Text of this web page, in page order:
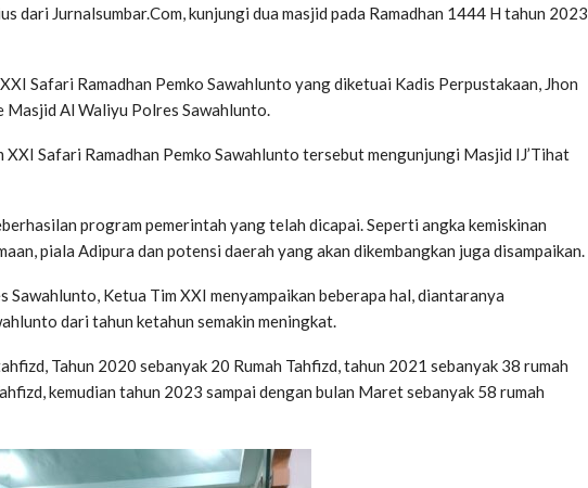
dari Jurnalsumbar.Com, kunjungi dua masjid pada Ramadhan 1444 H tahun 2023
Safari Ramadhan Pemko Sawahlunto yang diketuai Kadis Perpustakaan, Jhon
Masjid Al Waliyu Polres Sawahlunto.
Safari Ramadhan Pemko Sawahlunto tersebut mengunjungi Masjid IJ’Tihat
program pemerintah yang telah dicapai. Seperti angka kemiskinan
piala Adipura dan potensi daerah yang akan dikembangkan juga disampaikan.
Ketua Tim XXI menyampaikan beberapa hal, diantaranya
dari tahun ketahun semakin meningkat.
Tahun 2020 sebanyak 20 Rumah Tahfizd, tahun 2021 sebanyak 38 rumah
kemudian tahun 2023 sampai dengan bulan Maret sebanyak 58 rumah